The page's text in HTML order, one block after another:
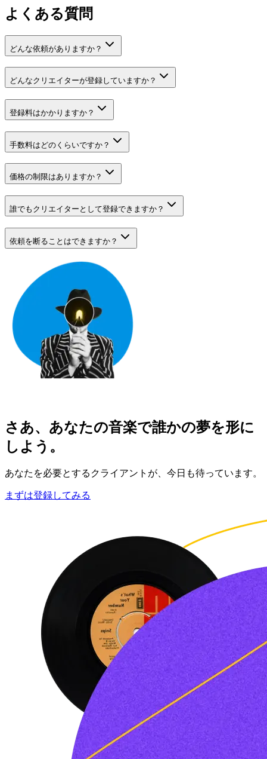
よくある質問
どんな依頼がありますか？
どんなクリエイターが登録していますか？
登録料はかかりますか？
手数料はどのくらいですか？
価格の制限はありますか？
誰でもクリエイターとして登録できますか？
依頼を断ることはできますか？
さあ、あなたの音楽で誰かの夢を形に
しよう。
あなたを必要とするクライアントが、今日も待っています。
まずは登録してみる